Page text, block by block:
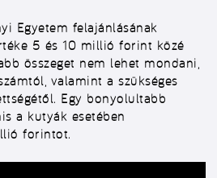
Egyetem felajánlásának
5 és 10 millió forint közé
összeget nem lehet mondani,
valamint a szükséges
Egy bonyolultabb
a kutyák esetében
forintot.